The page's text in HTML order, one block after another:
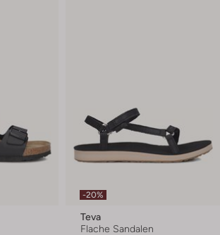
-20%
Teva
Flache Sandalen